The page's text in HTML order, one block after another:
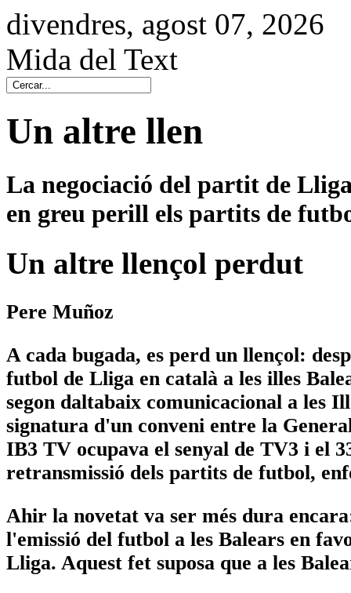
divendres, agost 07, 2026
Mida del Text
Un altre llen
La negociació del partit de
en greu perill els partits de
Un altre llençol perdut
Pere Muñoz
A cada bugada, es perd un llençol:
futbol de Lliga en català a les illes
segon daltabaix comunicacional a les
signatura d'un conveni entre la
IB3 TV ocupava el senyal de TV3 i el
retransmissió dels partits de futbol,
Ahir la novetat va ser més dura
l'emissió del futbol a les Balears en
Lliga. Aquest fet suposa que a les